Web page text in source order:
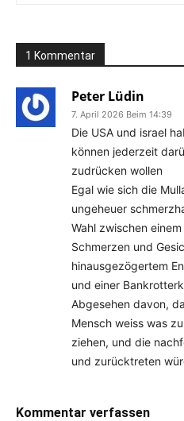
1 Kommentar
Peter Lüdin
7. April 2026 Beim 14:39
Die USA und israel
können jederzeit
zudrücken wollen
Egal wie sich die
ungeheuer
Wahl zwischen
Schmerzen und
hinausgezögertem
und einer
Abgesehen davon,
Mensch weiss was
ziehen, und die
und zurücktreten
Kommentar verfassen